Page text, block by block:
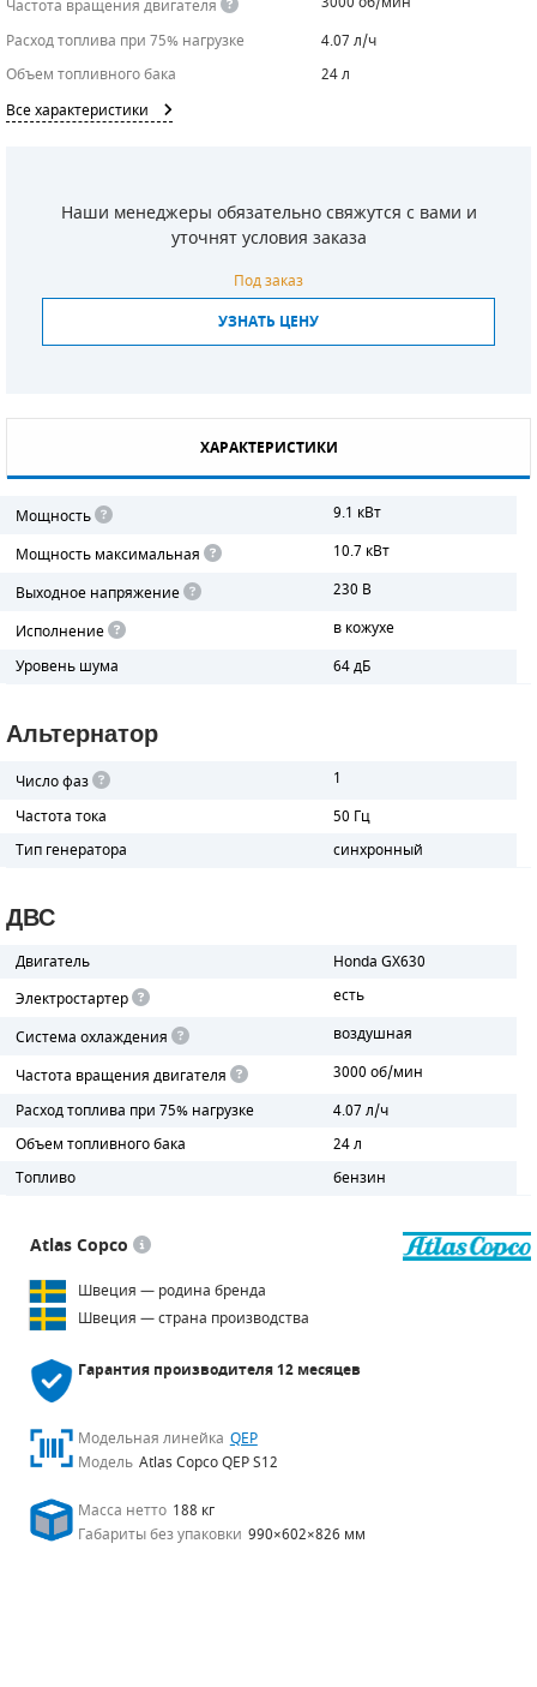
Частота вращения двигателя
Расход топлива при 75% нагрузке
4.07 л/ч
Объем топливного бака
24 л
Все характеристики
Наши менеджеры обязательно свяжутся с вами и
уточнят условия заказа
Под заказ
УЗНАТЬ ЦЕНУ
ХАРАКТЕРИСТИКИ
Мощность
9.1 кВт
Мощность максимальная
10.7 кВт
Выходное напряжение
230 В
Исполнение
в кожухе
Уровень шума
64 дБ
Альтернатор
Число фаз
1
Частота тока
50 Гц
Тип генератора
синхронный
ДВС
Двигатель
Honda GX630
Электростартер
есть
Система охлаждения
воздушная
Частота вращения двигателя
3000 об/мин
Расход топлива при 75% нагрузке
4.07 л/ч
Объем топливного бака
24 л
Топливо
бензин
Atlas Copco
Швеция — родина бренда
Швеция — страна производства
Гарантия производителя12 месяцев
Модельная линейка QEP
Модель Atlas Copco QEP S12
Масса нетто 188 кг
Габариты без упаковки 990×602×826 мм
СМЕННЫЕ ЭЛЕМЕНТЫ МАГИСТРАЛЬНЫХ
ДЛЯ АДСОРБЦИОННЫХ ОСУШИТЕЛЕЙ
БЕНЗИНОВЫЕ ДВИГАТЕЛИ
РАДИАТОРЫ
ПОРШНЕВЫЕ БЛОКИ
ДЕТАЛИ ПОРШНЕВЫХ КОМПРЕССОРОВ
ДЕТАЛИ НАСОСНОЙ ЧАСТИ
ДЕТАЛИ ПОГРУЖНЫХ НАСОСОВ
ШЛАНГИ ДЛЯ МОТОПОМП